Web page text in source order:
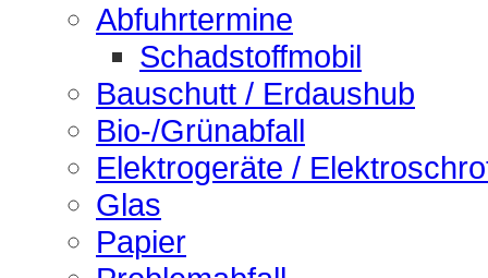
Abfuhrtermine
Schadstoffmobil
Bauschutt / Erdaushub
Bio-/Grünabfall
Elektrogeräte /
Glas
Papier